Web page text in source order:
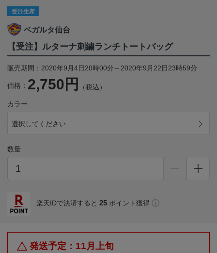
受注生産
ベガルタ仙台
【受注】ルターナ刺繍ランチトートバッグ
販売期間：2020年9月4日20時00分～2020年9月22日23時59分
価格： 2,750円 （税込）
カラー
選択してください
数量
楽天IDで決済すると 25 ポイント獲得
発送予定：11月上旬